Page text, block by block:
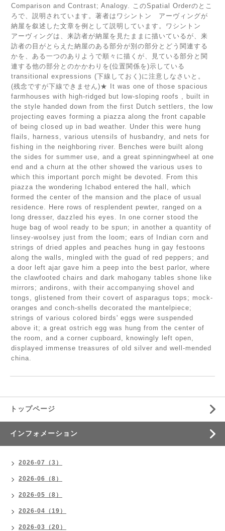
Comparison and Contrast; Analogy. このSpatial Orderのとこ
ろで、説明されています。著者はワシントン アーヴィングが
納屋を叙述した文章を例として説明しています。ワシントン
アーヴィングは、来訪者が納屋を見たままに描いているが、来
訪者の目がとらえた納屋のある部分が別の部分とどう関連する
かを、ある一つのありようで順々に描くが、見ている部分と関
連する他の部分とのかかわりを(位置関係を)示している
transitional expressions (下線しておく)に注意しなさいと。
(残念ですが下線できません)★ It was one of those spacious
farmhouses with high-ridged but low-sloping roofs , built in
the style handed down from the first Dutch settlers, the low
projecting eaves forming a piazza along the front capable
of being closed up in bad weather. Under this were hung
flails, harness, various utensils of husbandry, and nets for
fishing in the neighboring river. Benches were built along
the sides for summer use, and a great spinningwheel at one
end and a churn at the other showed the various uses to
which this important porch might be devoted. From this
piazza the wondering Ichabod entered the hall, which
formed the center of the mansion and the place of usual
residence. Here rows of resplendent pewter, ranged on a
long dresser, dazzled his eyes. In one corner stood the
huge bag of wool ready to be spun; in another a quantity of
linsey-woolsey just from the loom; ears of Indian corn and
strings of dried apples and peaches hung in gay festoons
along the walls, mingled with the guad of red peppers; and
a door left ajar gave him a peep into the best parlor, where
the clawfooted chairs and dark mahogany tables shone like
mirrors; andirons, with their accompanying shovel and
tongs, glistened from their covert of asparagus tops; mock-
oranges and conch-shells decorated the mantelpiece;
strings of various colored birds' eggs were suspended
above it; a great ostrich egg was hung from the center of
the room, and a corner cupboard, knowingly left open,
displayed immense treasures of old silver and well-mended
china.
トップページ
インフォメーション
2026-07（3）
2026-06（8）
2026-05（8）
2026-04（19）
2026-03（20）